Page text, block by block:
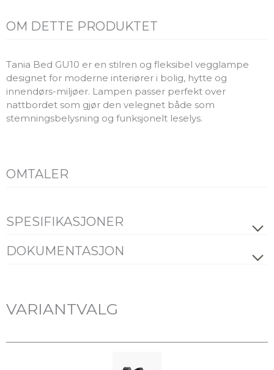
OM DETTE PRODUKTET
Tania Bed GU10 er en stilren og fleksibel vegglampe
designet for moderne interiører i bolig, hytte og
innendørs-miljøer. Lampen passer perfekt over
nattbordet som gjør den velegnet både som
stemningsbelysning og funksjonelt leselys.
OMTALER
SPESIFIKASJONER
ELEKTRISK DATA
Spenning [V]
PRODUKT
DOKUMENTASJON
Installasjonsmanual
Variantspesifikke dokumenter er tilgjengelige under
VARIANTVALG